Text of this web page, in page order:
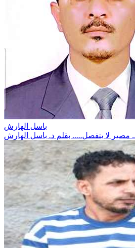
باسل الهارش
مصير لا ينفصل..... بقلم د. باسل الهارش